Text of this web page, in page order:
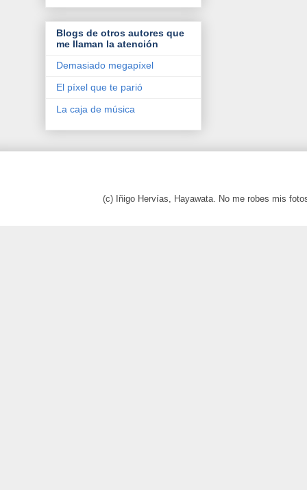
Blogs de otros autores que
me llaman la atención
Demasiado megapíxel
El píxel que te parió
La caja de música
(c) Iñigo Hervías, Hayawata. No me robes mis